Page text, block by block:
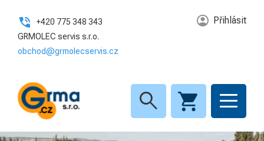
+420 775 348 343
GRMOLEC servis s.r.o.
obchod@grmolecservis.cz
Přihlásit
search